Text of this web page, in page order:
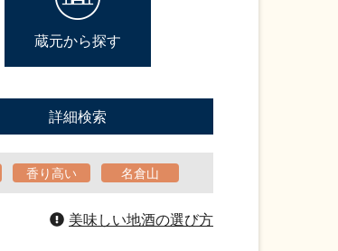
蔵元から探す
詳細検索
香り高い 名倉山
美味しい地酒の選び方